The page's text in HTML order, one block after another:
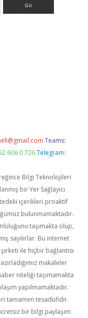
Teams:
606 0 726 Telegram:
Bilgi Teknolojileri
bir Yer Sağlayıcı
içerikleri proaktif
bulunmamaktadır.
taşımakta olup,
sayılırlar. Bu internet
ile hiçbir bağlantısı
makaleler
niteliği taşımamakta
yapılmamaktadır.
tamamen tesadüfidir.
bir bilgi paylaşım